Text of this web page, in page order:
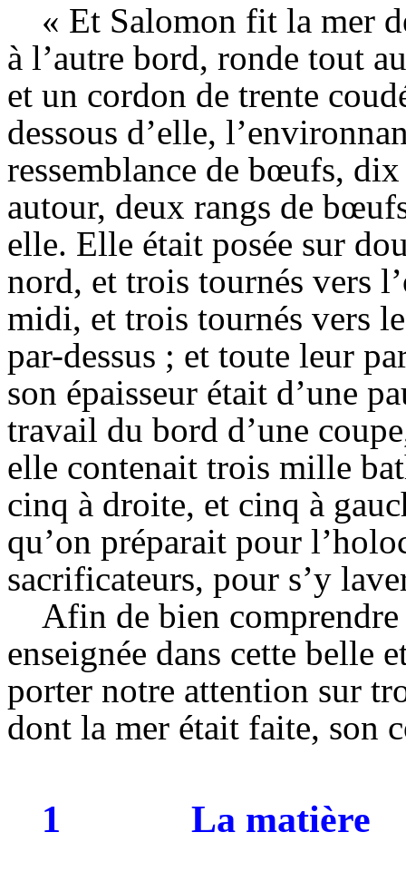
« Et Salomon fit la mer
à l’autre bord, ronde tout
et un cordon de trente
dessous d’elle,
ressemblance de bœufs,
autour, deux rangs de
elle. Elle était posée sur
nord, et trois tournés vers
midi, et trois tournés vers
par-dessus ; et toute leur
son épaisseur était d’une
travail du bord d’une
elle contenait trois mille
cinq à droite, et cinq à
qu’on préparait pour
sacrificateurs, pour s’y
Afin de bien
enseignée dans cette belle
porter notre attention sur
dont la mer était faite, son
1 La matière